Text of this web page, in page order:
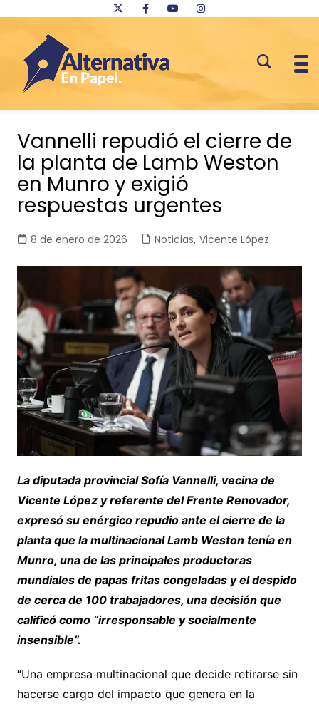
contenido
Vannelli repudió el cierre de
la planta de Lamb Weston
en Munro y exigió
respuestas urgentes
8 de enero de 2026 Noticias, Vicente López
La diputada provincial Sofía Vannelli, vecina de
Vicente López y referente del Frente Renovador,
expresó su enérgico repudio ante el cierre de la
planta que la multinacional Lamb Weston tenía en
Munro, una de las principales productoras
mundiales de papas fritas congeladas y el despido
de cerca de 100 trabajadores, una decisión que
calificó como “irresponsable y socialmente
insensible”.
“Una empresa multinacional que decide retirarse sin
hacerse cargo del impacto que genera en la